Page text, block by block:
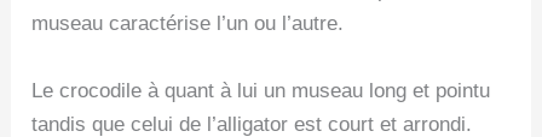
museau caractérise l’un ou l’autre.
Le crocodile à quant à lui un museau long et pointu
tandis que celui de l’alligator est court et arrondi.